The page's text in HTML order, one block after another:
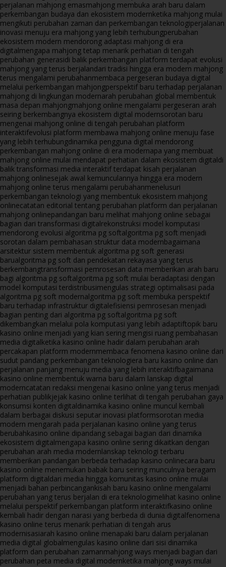
perjalanan mahjong emasmahjong membuka arah baru dalam
perkembangan budaya dan ekosistem modernketika mahjong mulai
mengikuti perubahan zaman dan perkembangan teknologiperjalanan
inovasi menuju era mahjong yang lebih terhubungperubahan
ekosistem modern mendorong adaptasi mahjong di era
digitalmengapa mahjong tetap menarik perhatian di tengah
perubahan generasidi balik perkembangan platform terdapat evolusi
mahjong yang terus berjalandari tradisi hingga era modern mahjong
terus mengalami perubahanmembaca pergeseran budaya digital
melalui perkembangan mahjongperspektif baru terhadap perjalanan
mahjong di lingkungan modernarah perubahan global membentuk
masa depan mahjongmahjong online mengalami pergeseran arah
seiring berkembangnya ekosistem digital modernsorotan baru
mengenai mahjong online di tengah perubahan platform
interaktifevolusi platform membawa mahjong online menuju fase
yang lebih terhubungdinamika pengguna digital mendorong
perkembangan mahjong online di era modernapa yang membuat
mahjong online mulai mendapat perhatian dalam ekosistem digitaldi
balik transformasi media interaktif terdapat kisah perjalanan
mahjong onlinesejak awal kemunculannya hingga era modern
mahjong online terus mengalami perubahanmenelusuri
perkembangan teknologi yang membentuk ekosistem mahjong
onlinecatatan editorial tentang perubahan platform dan perjalanan
mahjong onlinepandangan baru melihat mahjong online sebagai
bagian dari transformasi digitalrekonstruksi model komputasi
mendorong evolusi algoritma pg softalgoritma pg soft menjadi
sorotan dalam pembahasan struktur data modernbagaimana
arsitektur sistem membentuk algoritma pg soft generasi
barualgoritma pg soft dan pendekatan rekayasa yang terus
berkembangtransformasi pemrosesan data memberikan arah baru
bagi algoritma pg softalgoritma pg soft mulai beradaptasi dengan
model komputasi terdistribusimengulas strategi optimalisasi pada
algoritma pg soft modernalgoritma pg soft membuka perspektif
baru terhadap infrastruktur digitalefisiensi pemrosesan menjadi
bagian penting dari algoritma pg softalgoritma pg soft
dikembangkan melalui pola komputasi yang lebih adaptiftopik baru
kasino online menjadi yang kian sering mengisi ruang pembahasan
media digitalketika kasino online hadir dalam perubahan arah
percakapan platform modernmembaca fenomena kasino online dari
sudut pandang perkembangan teknologiera baru kasino online dan
perjalanan panjang menuju media yang lebih interaktifbagaimana
kasino online membentuk warna baru dalam lanskap digital
moderncatatan redaksi mengenai kasino online yang terus menjadi
perhatian publikjejak kasino online terlihat di tengah perubahan gaya
konsumsi konten digitaldinamika kasino online muncul kembali
dalam berbagai diskusi seputar inovasi platformsorotan media
modern mengarah pada perjalanan kasino online yang terus
berubahkasino online dipandang sebagai bagian dari dinamika
ekosistem digitalmengapa kasino online sering dikaitkan dengan
perubahan arah media modernlanskap teknologi terbaru
memberikan pandangan berbeda terhadap kasino onlinecara baru
kasino online menemukan babak baru seiring munculnya beragam
platform digitaldari media hingga komunitas kasino online mulai
menjadi bahan perbincangankisah baru kasino online mengalami
perubahan yang terus berjalan di era teknologimelihat kasino online
melalui perspektif perkembangan platform interaktifkasino online
kembali hadir dengan narasi yang berbeda di dunia digitalfenomena
kasino online terus menarik perhatian di tengah arus
modernisasiarah kasino online menapaki baru dalam perjalanan
media digital globalmengulas kasino online dari sisi dinamika
platform dan perubahan zamanmahjong ways menjadi bagian dari
perubahan peta media digital modernketika mahjong ways mulai